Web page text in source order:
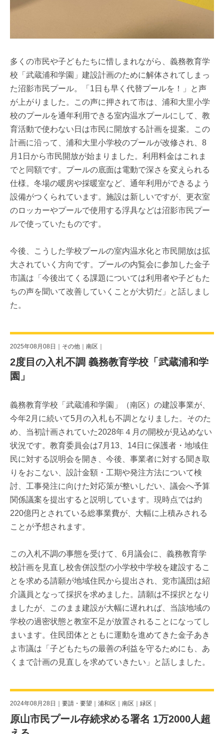
多くの市民や子どもたちに惜しまれながら、義務教育学
校「武蔵浦和学園」建設計画のために解体されてしまっ
た沼影市民プール。「1日も早く代替プールを！」と声
が上がりました。この声に押されて市は、浦和大里小学
校のプールを通年利用できる室内温水プールにして、教
育活動で使わない日は市民に開放する計画を提案。この
計画に沿って、浦和大里小学校のプールが改修され、8
月1日から市民開放が始まりました。利用料金はこれま
でと同額です。プールの底面は電動で深さを変えられる
仕様。冬場の暖房や採暖室など、通年利用ができるよう
設備がつくられています。施設は新しいですが、更衣室
のロッカーやプールで使用する浮具などは沼影市民プー
ルで使っていたものです。
今後、こうした学校プールの室内温水化と市民開放は拡
大されていく方向です。プールの内覧会に参加した金子
市議は「今後出てくる課題については利用者や子どもた
ちの声を聞いて改善していくことが大切だ」と話しまし
た。
2025年08月08日｜ その他 南区
2度目の入札不調 義務教育学校「武蔵浦和学
園」
義務教育学校「武蔵浦和学園」（南区）の建設事業が、
今年2月に続いて5月の入札も不調となりました。そのた
め、当初計画されていた2028年４月の開校が見込めない
状況です。教育委員会は7月13、14日に保護者・地域住
民に対する説明会を開き、今後、事業者に対する聞き取
りをおこない、設計金額・工期や発注方法について検
討、工事発注に向けた対応策が整いしだい、議会へ予算
関係議案を提出すると説明しています。現時点では約
220億円とされている総事業費が、大幅に上積みされる
ことが予想されます。
この入札不調の事態を受けて、6月議会に、義務教育学
校計画を見直し校舎併設型の小学校中学校を建設するこ
とを求める請願が地域住民から提出され、党市議団は紹
介議員となって採択を求めました。請願は不採択となり
ましたが、このまま建設が大幅に遅れれば、当該地域の
学校の過密状態と教室不足が放置されることになってし
まいます。住民団体とともに運動を進めてきた金子あき
よ市議は「子どもたちの最善の利益を守るためにも、あ
くまで計画の見直しを求めていきたい」と話しました。
2024年08月28日｜ 要請・要望 浦和区 南区 緑区
原山市民プール存続求める署名 1万2000人超